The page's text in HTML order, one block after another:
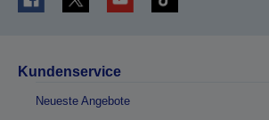
Kundenservice
Neueste Angebote